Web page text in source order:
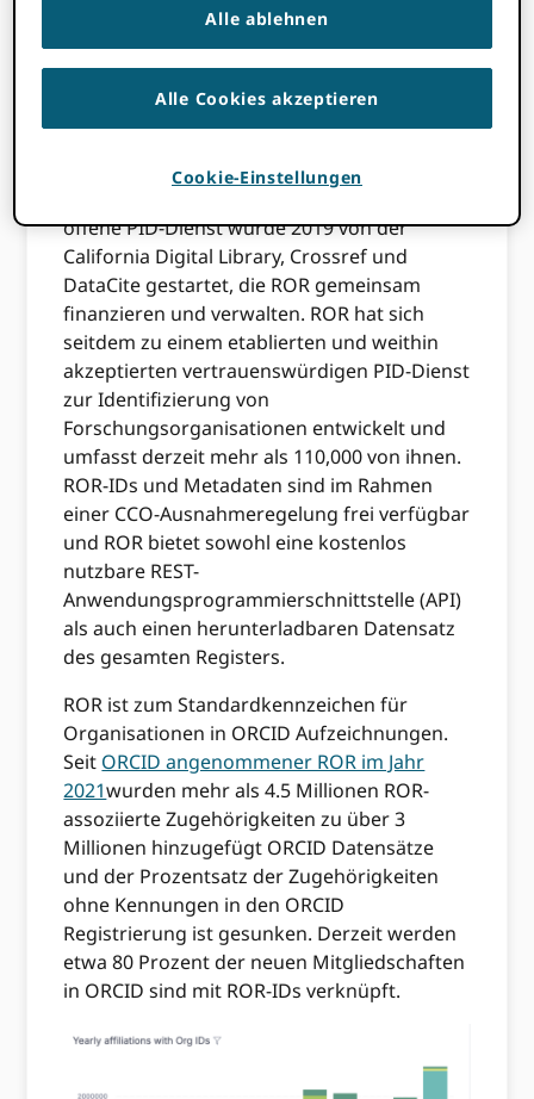
In diesem Beitrag besprechen wir, was ROR
das Research Organization Registry, als
unsere bevorzugte PID für Organisationen.
betriebenes Register, das Organisationen
offene PID-Dienst wurde 2019 von der
California Digital Library, Crossref und
DataCite gestartet, die ROR gemeinsam
finanzieren und verwalten. ROR hat sich
seitdem zu einem etablierten und weithin
akzeptierten vertrauenswürdigen PID-Dienst
zur Identifizierung von
Forschungsorganisationen entwickelt und
umfasst derzeit mehr als 110,000 von ihnen.
ROR-IDs und Metadaten sind im Rahmen
einer CCO-Ausnahmeregelung frei verfügbar
und ROR bietet sowohl eine kostenlos
nutzbare REST-
Anwendungsprogrammierschnittstelle (API)
als auch einen herunterladbaren Datensatz
des gesamten Registers.
ROR ist zum Standardkennzeichen für
Organisationen in ORCID Aufzeichnungen.
Seit ORCID angenommener ROR im Jahr
2021wurden mehr als 4.5 Millionen ROR-
assoziierte Zugehörigkeiten zu über 3
Millionen hinzugefügt ORCID Datensätze
und der Prozentsatz der Zugehörigkeiten
ohne Kennungen in den ORCID
Registrierung ist gesunken. Derzeit werden
etwa 80 Prozent der neuen Mitgliedschaften
in ORCID sind mit ROR-IDs verknüpft.
Alle ablehnen
Alle Cookies akzeptieren
Cookie-Einstellungen